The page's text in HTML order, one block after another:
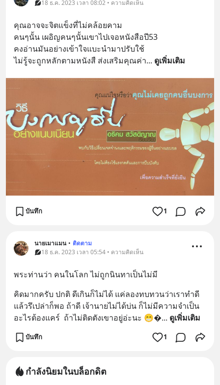
18 ธ.ค. 2023 เวลา 08:02 • ความคิดเห็น
คุณอาจจะจิตแข็งที่ไม่คล้อยคาม
คนๆนั้น เผอิญคนๆนั้นเขาไปเจอหนังสือปี53
คงอ่านมันอย่างเข้าใจแบะนำมาปรับใช้
ไม่รู้จะถูกหลักตามหนังสื ส่งเสริมคุณค่า... ดูเพิ่มเติม
บันทึก 1
นายเมาแมน • ติดตาม
18 ธ.ค. 2023 เวลา 05:54 • ความคิดเห็น
พระท่านว่า คนในโลก ไม่ถูกนินทาเป็นไม่มี
คิดมากครับ ปกติ ดีเกินก็ไม่ได้ แค่ลองทบทวนว่าเราทำดี
แล้วรึเปล่าก็พอ ถ้าดี เจ้านายไม่ได้บ่น ก็ไม่มีความจำเป็น
อะไรต้องแคร์  ถ้าไม่ติดตังเขาอยู่อ่ะนะ 😁... ดูเพิ่มเติม
บันทึก 1
กำลังนิยมในบล็อกดิต